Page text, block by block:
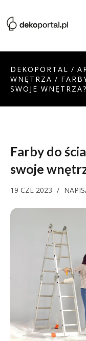
DEKOPORTAL /
WNĘTRZA /
SWOJE WNĘTRZA?
Farby do
swoje
19 CZE 2023 /